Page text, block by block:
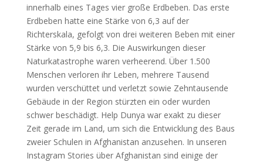
innerhalb eines Tages vier große Erdbeben. Das erste
Erdbeben hatte eine Stärke von 6,3 auf der
Richterskala, gefolgt von drei weiteren Beben mit einer
Stärke von 5,9 bis 6,3. Die Auswirkungen dieser
Naturkatastrophe waren verheerend. Über 1.500
Menschen verloren ihr Leben, mehrere Tausend
wurden verschüttet und verletzt sowie Zehntausende
Gebäude in der Region stürzten ein oder wurden
schwer beschädigt. Help Dunya war exakt zu dieser
Zeit gerade im Land, um sich die Entwicklung des Baus
zweier Schulen in Afghanistan anzusehen. In unseren
Instagram Stories über Afghanistan sind einige der